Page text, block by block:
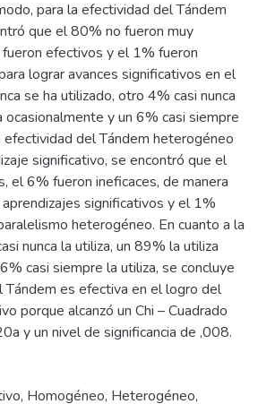
para la efectividad del Tándem
que el 80% no fueron muy
efectivos y el 1% fueron
lograr avances significativos en el
se ha utilizado, otro 4% casi nunca
y un 6% casi siempre
efectividad del Tándem heterogéneo
significativo, se encontró que el
el 6% fueron ineficaces, de manera
significativos y el 1%
heterogéneo. En cuanto a la
nunca la utiliza, un 89% la utiliza
casi siempre la utiliza, se concluye
Tándem es efectiva en el logro del
porque alcanzó un Chi – Cuadrado
y un nivel de significancia de ,008.
, Homogéneo, Heterogéneo,